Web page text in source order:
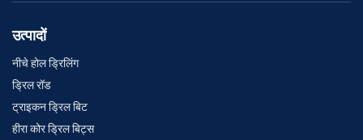
उत्पादों
नीचे होल ड्रिलिंग
ड्रिल रॉड
ट्राइकन ड्रिल बिट
हीरा कोर ड्रिल बिट्स